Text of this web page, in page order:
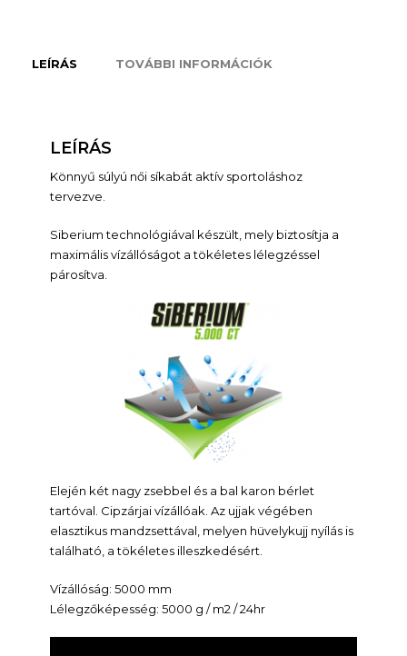
LEÍRÁS TOVÁBBI INFORMÁCIÓK
LEÍRÁS
Könnyű súlyú női síkabát aktív sportoláshoz
tervezve.
Siberium technológiával készült, mely biztosítja a
maximális vízállóságot a tökéletes lélegzéssel
párosítva.
Elején két nagy zsebbel és a bal karon bérlet
tartóval. Cipzárjai vízállóak. Az ujjak végében
elasztikus mandzsettával, melyen hüvelykujj nyílás is
található, a tökéletes illeszkedésért.
Vízállóság: 5000 mm
Lélegzőképesség: 5000 g / m2 / 24hr